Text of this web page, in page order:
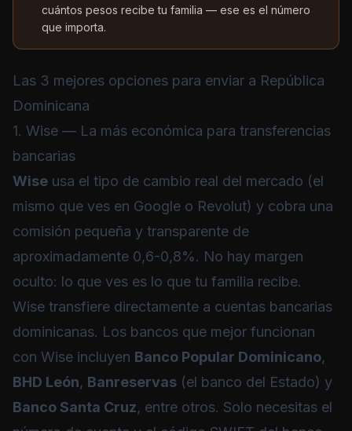
cuántos pesos recibe tu familia — ese es el número
que importa.
Las 3 mejores opciones para enviar a República
Dominicana
1. Wise — La más económica para transferencias
bancarias
Wise usa el tipo de cambio real del mercado (el
mismo que ves en Google o Revolut) y cobra una
comisión pequeña y transparente de
aproximadamente 0,6-0,8%. No hay margen
oculto: lo que ves es lo que tu familia recibe.
Wise transfiere directamente a cuentas bancarias
dominicanas. Los bancos que mejor funcionan
con Wise incluyen Banco Popular Dominicano,
BHD León, Banreservas (el banco del Estado) y
Banco Santa Cruz, entre otros. Solo necesitas el